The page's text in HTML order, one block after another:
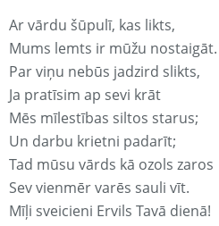
Ar vārdu šūpulī, kas likts,
Mums lemts ir mūžu nostaigāt.
Par viņu nebūs jadzird slikts,
Ja pratīsim ap sevi krāt
Mēs mīlestības siltos starus;
Un darbu krietni padarīt;
Tad mūsu vārds kā ozols zaros
Sev vienmēr varēs sauli vīt.
Mīļi sveicieni Ervils Tavā dienā!